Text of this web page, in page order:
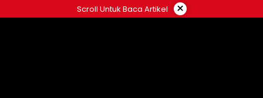
ke
Scroll Untuk Baca Artikel ×